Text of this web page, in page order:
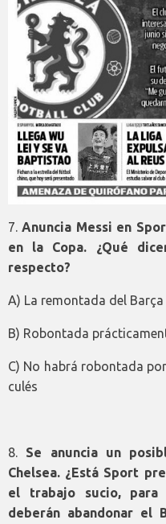
7. Anuncia Messi en
en la Copa. ¿Qué
respecto?
A) La remontada del
B) Robontada
C) No habrá robontada
culés
8. Se anuncia un
Chelsea. ¿Está Sport
el trabajo sucio,
deberán abandonar el